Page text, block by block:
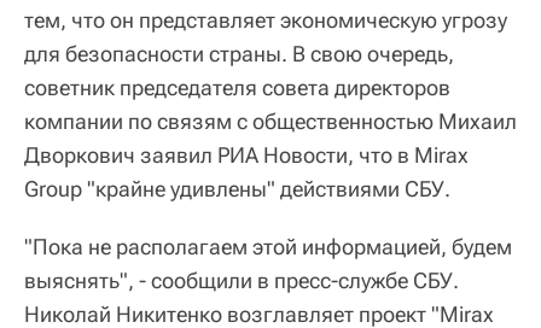
тем, что он представляет экономическую угрозу
для безопасности страны. В свою очередь,
советник председателя совета директоров
компании по связям с общественностью Михаил
Дворкович заявил РИА Новости, что в Mirax
Group "крайне удивлены" действиями СБУ.
"Пока не располагаем этой информацией, будем
выяснять", - сообщили в пресс-службе СБУ.
Николай Никитенко возглавляет проект "Mirax